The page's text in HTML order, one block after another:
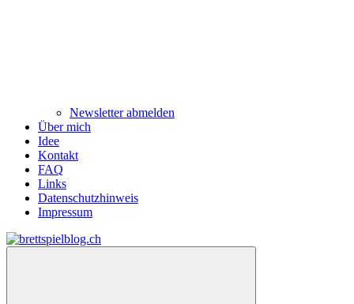
Newsletter abmelden
Über mich
Idee
Kontakt
FAQ
Links
Datenschutzhinweis
Impressum
Zum
Inhalt